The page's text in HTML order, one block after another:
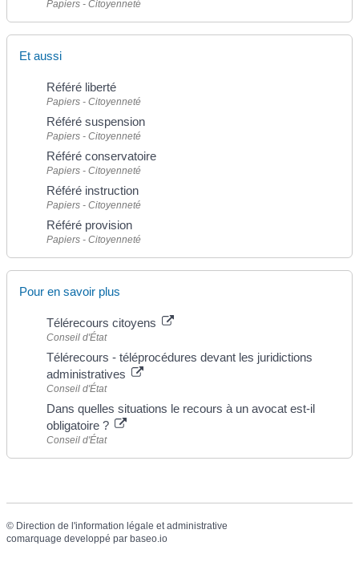
Papiers - Citoyenneté
Et aussi
Référé liberté
Papiers - Citoyenneté
Référé suspension
Papiers - Citoyenneté
Référé conservatoire
Papiers - Citoyenneté
Référé instruction
Papiers - Citoyenneté
Référé provision
Papiers - Citoyenneté
Pour en savoir plus
Télérecours citoyens
Conseil d'État
Télérecours - téléprocédures devant les juridictions
administratives
Conseil d'État
Dans quelles situations le recours à un avocat est-il
obligatoire ?
Conseil d'État
© Direction de l'information légale et administrative
comarquage developpé par baseo.io